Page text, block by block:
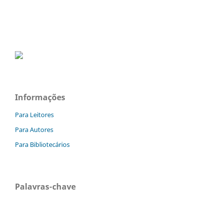
Informações
Para Leitores
Para Autores
Para Bibliotecários
Palavras-chave